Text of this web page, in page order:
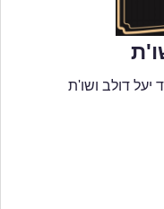
יעל דולב ושו'ת